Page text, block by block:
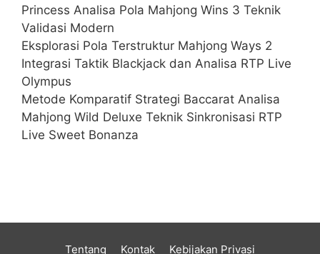
Princess Analisa Pola Mahjong Wins 3 Teknik
Validasi Modern
Eksplorasi Pola Terstruktur Mahjong Ways 2
Integrasi Taktik Blackjack dan Analisa RTP Live
Olympus
Metode Komparatif Strategi Baccarat Analisa
Mahjong Wild Deluxe Teknik Sinkronisasi RTP
Live Sweet Bonanza
Tentang Kontak Kebijakan Privasi